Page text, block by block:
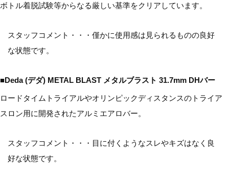
ボトル着脱試験等からなる厳しい基準をクリアしています。
スタッフコメント・・・僅かに使用感は見られるものの良好
な状態です。
■Deda (デダ) METAL BLAST メタルブラスト 31.7mm DHバー
ロードタイムトライアルやオリンピックディスタンスのトライア
スロン用に開発されたアルミエアロバー。
スタッフコメント・・・目に付くようなスレやキズはなく良
好な状態です。